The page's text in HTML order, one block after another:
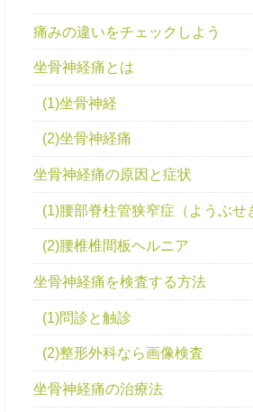
痛みの違いをチェックしよう
坐骨神経痛とは
(1)坐骨神経
(2)坐骨神経痛
坐骨神経痛の原因と症状
(1)腰部脊柱管狭窄症（ようぶせ
(2)腰椎椎間板ヘルニア
坐骨神経痛を検査する方法
(1)問診と触診
(2)整形外科なら画像検査
坐骨神経痛の治療法